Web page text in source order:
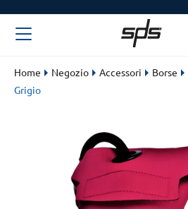
Home Negozio Accessori Borse
Grigio